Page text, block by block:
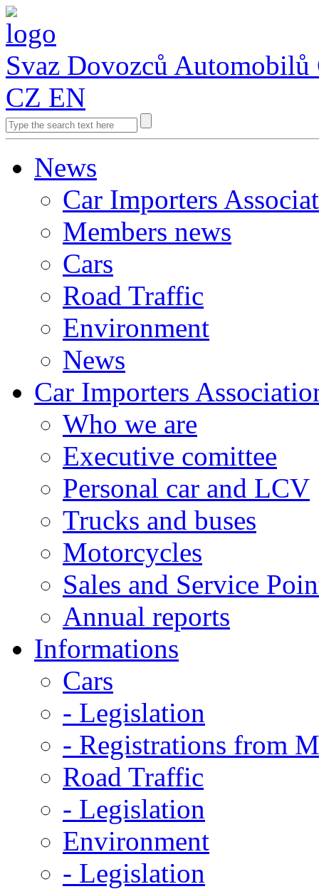
Svaz Dovozců Automobilů
CZ EN
News
Car Importers
Members news
Cars
Road Traffic
Environment
News
Car Importers
Who we are
Executive comittee
Personal car and LCV
Trucks and buses
Motorcycles
Sales and Service
Annual reports
Informations
Cars
- Legislation
- Registrations from
Road Traffic
- Legislation
Environment
- Legislation